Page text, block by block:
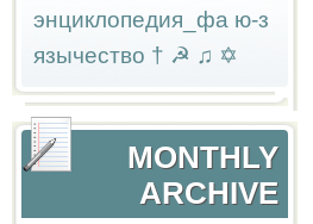
энциклопедия_фа ю-з
язычество † ☭ ♫ ✡
MONTHLY
ARCHIVE